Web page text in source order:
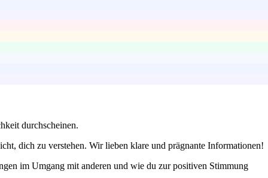
durchscheinen.
dich zu verstehen. Wir lieben klare und prägnante Informationen!
im Umgang mit anderen und wie du zur positiven Stimmung